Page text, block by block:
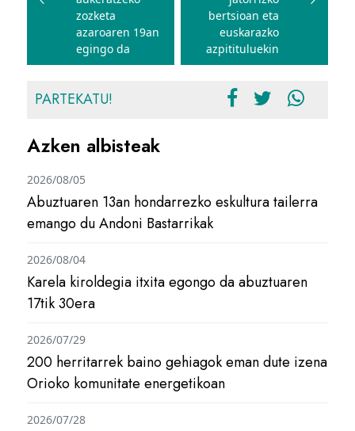
zozketa
azaroaren 19an
egingo da
bertsioan eta
euskarazko
azpitituluekin
PARTEKATU!
Azken albisteak
Abuztuaren 13an hondarrezko eskultura tailerra
emango du Andoni Bastarrikak
2026/08/05
Karela kiroldegia itxita egongo da abuztuaren
17tik 30era
2026/08/04
200 herritarrek baino gehiagok eman dute izena
Orioko komunitate energetikoan
2026/07/29
2026/07/28